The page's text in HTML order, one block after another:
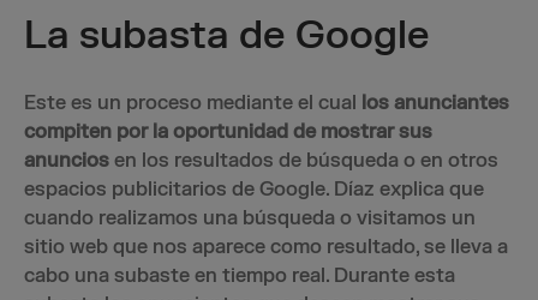
La subasta de Google
Este es un proceso mediante el cual los anunciantes
compiten por la oportunidad de mostrar sus
anuncios en los resultados de búsqueda o en otros
espacios publicitarios de Google. Díaz explica que
cuando realizamos una búsqueda o visitamos un
sitio web que nos aparece como resultado, se lleva a
cabo una subaste en tiempo real. Durante esta